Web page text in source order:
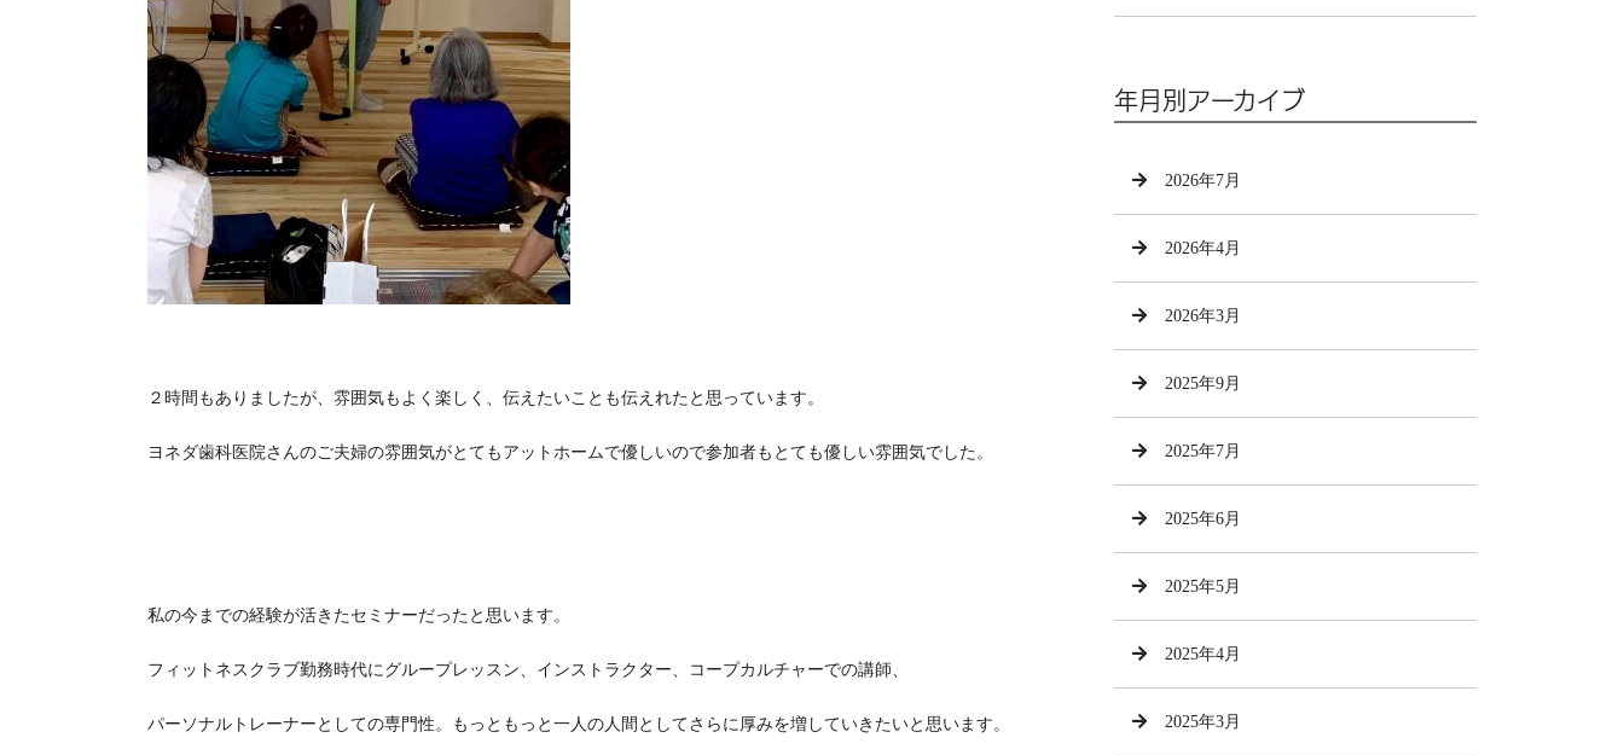
２時間もありましたが、雰囲気もよく楽しく、伝えたいことも伝えれたと思っています。
ヨネダ歯科医院さんのご夫婦の雰囲気がとてもアットホームで優しいので参加者もとても優しい雰囲気でした。
私の今までの経験が活きたセミナーだったと思います。
フィットネスクラブ勤務時代にグループレッスン、インストラクター、コープカルチャーでの講師、
パーソナルトレーナーとしての専門性。もっともっと一人の人間としてさらに厚みを増していきたいと思います。
年月別アーカイブ
2026年7月
2026年4月
2026年3月
2025年9月
2025年7月
2025年6月
2025年5月
2025年4月
2025年3月